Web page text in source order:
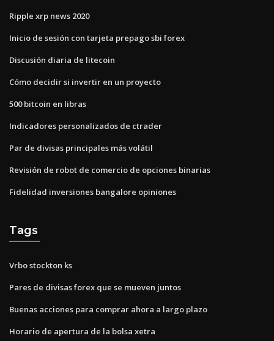
Ripple xrp news 2020
Inicio de sesión con tarjeta prepago sbi forex
Discusión diaria de litecoin
Cómo decidir si invertir en un proyecto
500 bitcoin en libras
Indicadores personalizados de ctrader
Par de divisas principales más volátil
Revisión de robot de comercio de opciones binarias
Fidelidad inversiones bangalore opiniones
Tags
Vrbo stockton ks
Pares de divisas forex que se mueven juntos
Buenas acciones para comprar ahora a largo plazo
Horario de apertura de la bolsa xetra